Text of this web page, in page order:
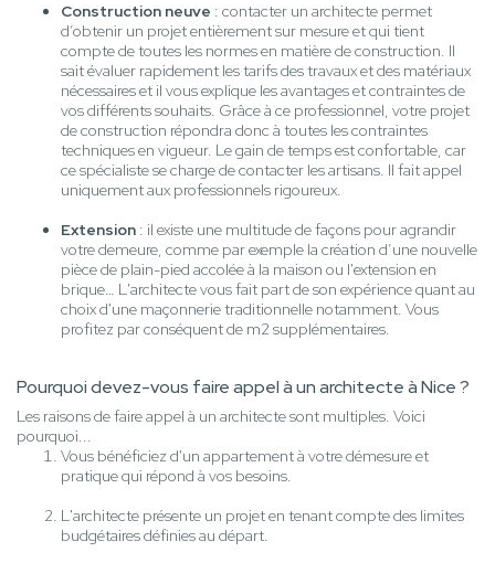
Construction neuve : contacter un architecte permet
d’obtenir un projet entièrement sur mesure et qui tient
compte de toutes les normes en matière de construction. Il
sait évaluer rapidement les tarifs des travaux et des matériaux
nécessaires et il vous explique les avantages et contraintes de
vos différents souhaits. Grâce à ce professionnel, votre projet
de construction répondra donc à toutes les contraintes
techniques en vigueur. Le gain de temps est confortable, car
ce spécialiste se charge de contacter les artisans. Il fait appel
uniquement aux professionnels rigoureux.
Extension : il existe une multitude de façons pour agrandir
votre demeure, comme par exemple la création d’une nouvelle
pièce de plain-pied accolée à la maison ou l'extension en
brique… L'architecte vous fait part de son expérience quant au
choix d'une maçonnerie traditionnelle notamment. Vous
profitez par conséquent de m2 supplémentaires.
Pourquoi devez-vous faire appel à un architecte à Nice ?
Les raisons de faire appel à un architecte sont multiples. Voici
pourquoi...
Vous bénéficiez d'un appartement à votre démesure et
pratique qui répond à vos besoins.
L'architecte présente un projet en tenant compte des limites
budgétaires définies au départ.